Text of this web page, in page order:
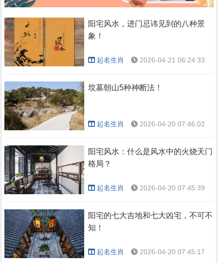
阳宅风水，进门忌讳见到的八种景
象！
起名生肖 2026-04-21 06:24:33
坟墓朝山5种神断法！
起名生肖 2026-04-20 07:46:02
阳宅风水：什么是风水中的火烧天门
格局？
起名生肖 2026-04-20 07:45:39
阳宅的七大吉地和七大凶宅，不可不
知！
起名生肖 2026-04-20 07:45:17